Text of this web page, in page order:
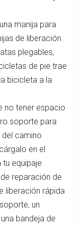
manija para
de liberación
plegables,
de pie trae
bicicleta a la
no tener espacio
soporte para
del camino
en el
equipaje
de reparación de
liberación rápida
un
bandeja de